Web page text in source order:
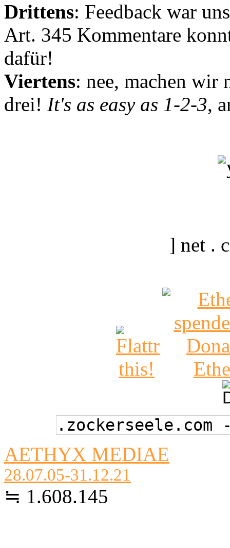
Drittens: Feedback war
Art. 345 Kommentare
dafür!
Viertens: nee, machen wir
drei! It's as easy as 1-2-3,
] net .
AETHYX MEDIAE
28.07.05-31.12.21
≒ 1.608.145